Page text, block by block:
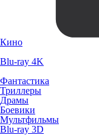
Кино
Blu-ray 4K
Фантастика
Триллеры
Драмы
Боевики
Мультфильмы
Blu-ray 3D